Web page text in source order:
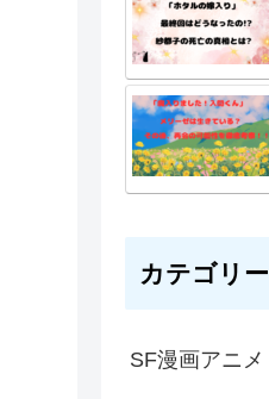
カテゴリー
SF漫画アニメ